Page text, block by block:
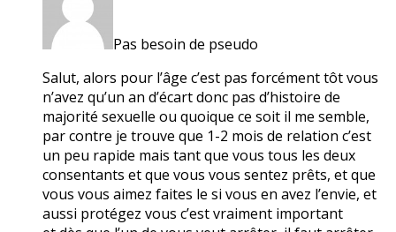
Pas besoin de pseudo
Salut, alors pour l’âge c’est pas forcément tôt vous
n’avez qu’un an d’écart donc pas d’histoire de
majorité sexuelle ou quoique ce soit il me semble,
par contre je trouve que 1-2 mois de relation c’est
un peu rapide mais tant que vous tous les deux
consentants et que vous vous sentez prêts, et que
vous vous aimez faites le si vous en avez l’envie, et
aussi protégez vous c’est vraiment important